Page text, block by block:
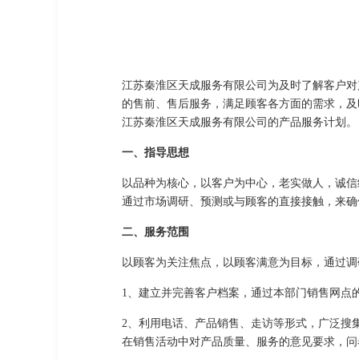
江苏秦淮区天成服务有限公司为及时了解客户
的售前、售后服务，满足顾客各方面的需求，
江苏秦淮区天成服务有限公司的产品服务计划。
一、指导思想
以品种为核心，以客户为中心，老实做人，诚
通过市场调研、预测或与顾客的直接接触，来
二、服务范围
以顾客为关注焦点，以顾客满意为目标，通过
1、建立并完善客户档案，通过本部门销售网
2、利用电话、产品销售、走访等形式，广泛
在销售活动中对产品质量、服务的意见要求，